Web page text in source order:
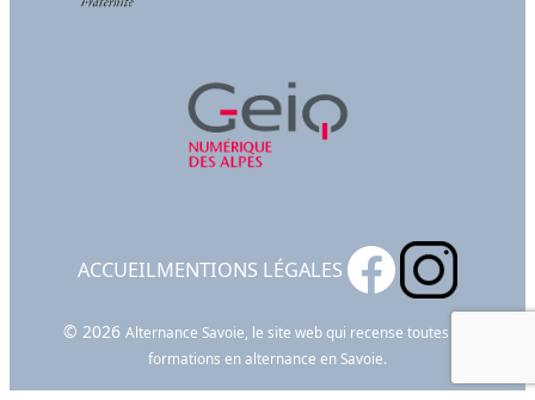
ACCUEILMENTIONS LÉGALES
© 2026 Alternance Savoie, le site web qui recense toutes les
formations en alternance en Savoie.